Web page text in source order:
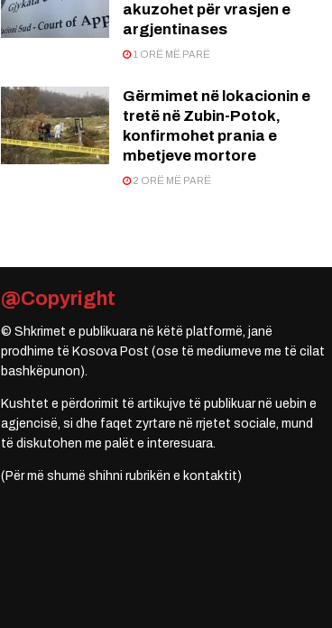
akuzohet për vrasjen e
argjentinases
1 ORË MË PARË
Gërmimet në lokacionin e
tretë në Zubin-Potok,
konfirmohet prania e
mbetjeve mortore
2 ORË MË PARË
@Copyright
© Shkrimet e publikuara në këtë platformë, janë
prodhime të Kosova Post (ose të mediumeve me të cilat
bashkëpunon).
Kushtet e përdorimit të artikujve të publikuar në uebin e
agjencisë, si dhe faqet zyrtare në rrjetet sociale, mund
të diskutohen me palët e interesuara.
(Për më shumë shihni rubrikën e kontaktit)